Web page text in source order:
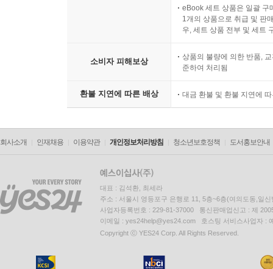
eBook 세트 상품은 일괄 구
1개의 상품으로 취급 및 판
우, 세트 상품 전부 및 세트
소비자 피해보상
상품의 불량에 의한 반품,
준하여 처리됨
환불 지연에 따른 배상 대금 환불 및 환불 지연에
회사소개 인재채용 이용약관 개인정보처리방침 청소년보호정책 도서홍보안내
대표 : 김석환, 최세라
주소 : 서울시 영등포구 은행로 11, 5층~6층(여의도동,일신
사업자등록번호 : 229-81-37000 통신판매업신고 : 제
이메일 : yes24help@yes24.com 호스팅 서비스사업자 :
Copyright ⓒ YES24 Corp. All Rights Reserved.